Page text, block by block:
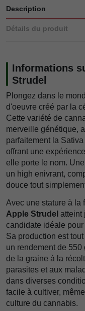
Description
Détails du produit
Informations
Strudel
Plongez dans le
d'oeuvre créé par la
Cette variété de
merveille génétique,
parfaitement la
offrant une
elle porte le nom.
un high enivrant,
douce tout
Avec une stature à la
Apple Strudel atteint
candidate idéale
Sa production est
un rendement de
de la graine à la
parasites et aux
dans diverses
facile à cultiver,
culture du cannabis.